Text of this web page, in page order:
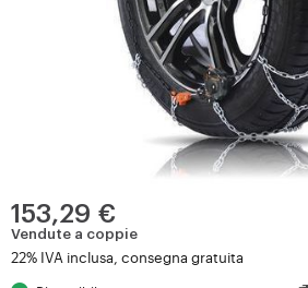
153,29 €
Vendute a coppie
22% IVA inclusa, consegna gratuita